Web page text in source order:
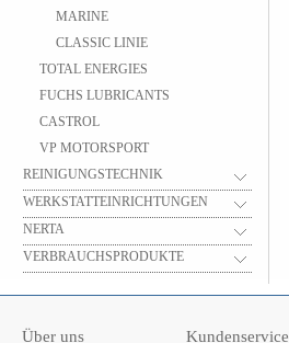
MARINE
CLASSIC LINIE
TOTAL ENERGIES
FUCHS LUBRICANTS
CASTROL
VP MOTORSPORT
REINIGUNGSTECHNIK
WERKSTATTEINRICHTUNGEN
NERTA
VERBRAUCHSPRODUKTE
Über uns Kundenservice